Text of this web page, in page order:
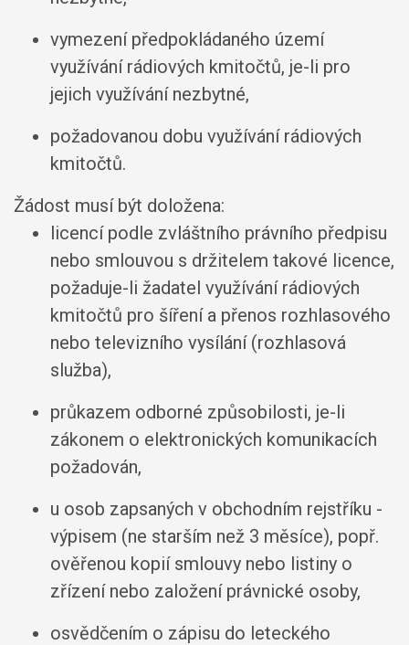
vymezení předpokládaného území
využívání rádiových kmitočtů, je-li pro
jejich využívání nezbytné,
požadovanou dobu využívání rádiových
kmitočtů.
Žádost musí být doložena:
licencí podle zvláštního právního předpisu
nebo smlouvou s držitelem takové licence,
požaduje-li žadatel využívání rádiových
kmitočtů pro šíření a přenos rozhlasového
nebo televizního vysílání (rozhlasová
služba),
průkazem odborné způsobilosti, je-li
zákonem o elektronických komunikacích
požadován,
u osob zapsaných v obchodním rejstříku -
výpisem (ne starším než 3 měsíce), popř.
ověřenou kopií smlouvy nebo listiny o
zřízení nebo založení právnické osoby,
osvědčením o zápisu do leteckého